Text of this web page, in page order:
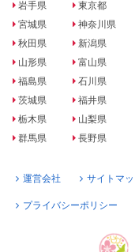
岩手県
宮城県
秋田県
山形県
福島県
茨城県
栃木県
群馬県
東京都
神奈川県
新潟県
富山県
石川県
福井県
山梨県
長野県
運営会社 サイトマ
プライバシーポリシー